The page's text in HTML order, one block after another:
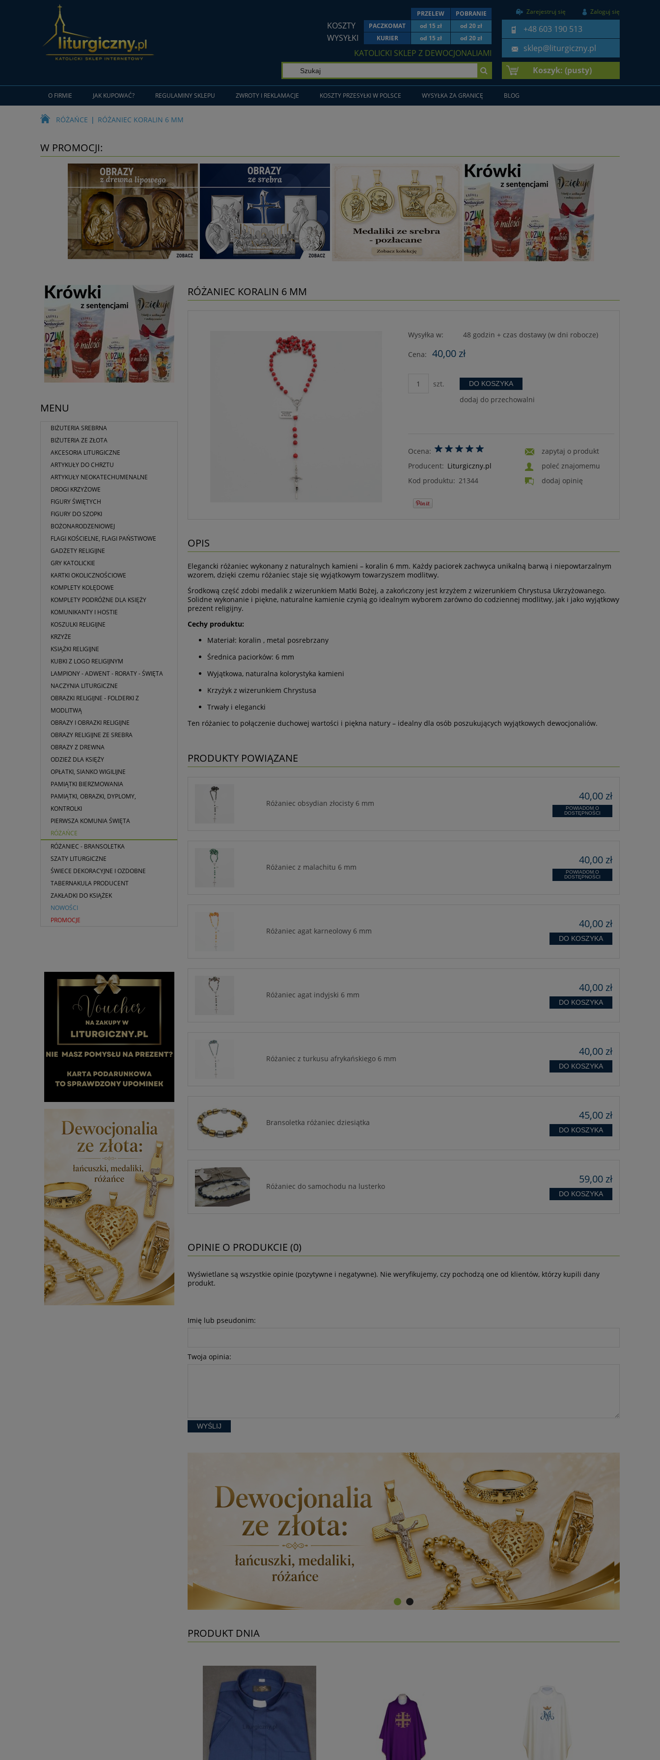
Zarejestruj się Zaloguj się
+48 603 190 513
sklep@liturgiczny.pl
PRZELEW POBRANIE
KOSZTY PACZKOMAT od 15 zł od 20 zł
WYSYŁKI KURIER od 15 zł od 20 zł
KATOLICKI SKLEP Z DEWOCJONALIAMI
Koszyk: (pusty)
O FIRMIE JAK KUPOWAĆ? REGULAMINY SKLEPU ZWROTY I REKLAMACJE KOSZTY PRZESYŁKI W POLSCE WYSYŁKA ZA GRANICĘ BLOG
RÓŻAŃCE RÓŻANIEC KORALIN 6 MM
W PROMOCJI:
MENU
BIŻUTERIA SREBRNA
BIŻUTERIA ZE ZŁOTA
AKCESORIA LITURGICZNE
ARTYKUŁY DO CHRZTU
ARTYKUŁY NEOKATECHUMENALNE
DROGI KRZYŻOWE
FIGURY ŚWIĘTYCH
FIGURY DO SZOPKI
BOŻONARODZENIOWEJ
FLAGI KOŚCIELNE, FLAGI PAŃSTWOWE
GADŻETY RELIGIJNE
GRY KATOLICKIE
KARTKI OKOLICZNOŚCIOWE
KOMPLETY KOLĘDOWE
KOMPLETY PODRÓŻNE DLA KSIĘŻY
KOMUNIKANTY I HOSTIE
KOSZULKI RELIGIJNE
KRZYŻE
KSIĄŻKI RELIGIJNE
KUBKI Z LOGO RELIGIJNYM
LAMPIONY - ADWENT - RORATY - ŚWIĘTA
NACZYNIA LITURGICZNE
OBRAZKI RELIGIJNE - FOLDERKI Z
MODLITWĄ
OBRAZY I OBRAZKI RELIGIJNE
OBRAZY RELIGIJNE ZE SREBRA
OBRAZY Z DREWNA
ODZIEŻ DLA KSIĘŻY
OPŁATKI, SIANKO WIGILIJNE
PAMIĄTKI BIERZMOWANIA
PAMIĄTKI, OBRAZKI, DYPLOMY,
KONTROLKI
PIERWSZA KOMUNIA ŚWIĘTA
RÓŻAŃCE
RÓŻANIEC - BRANSOLETKA
SZATY LITURGICZNE
ŚWIECE DEKORACYJNE I OZDOBNE
TABERNAKULA PRODUCENT
ZAKŁADKI DO KSIĄŻEK
NOWOŚCI
PROMOCJE
RÓŻANIEC KORALIN 6 MM
Wysyłka w: 48 godzin + czas dostawy (w dni robocze)
Cena: 40,00 zł
szt. DO KOSZYKA
dodaj do przechowalni
Ocena:
Producent: Liturgiczny.pl
Kod produktu: 21344
zapytaj o produkt
poleć znajomemu
dodaj opinię
OPIS
Elegancki różaniec wykonany z naturalnych kamieni – koralin 6 mm. Każdy paciorek zachwyca unikalną barwą i niepowtarzalnym
wzorem, dzięki czemu różaniec staje się wyjątkowym towarzyszem modlitwy.
Środkową część zdobi medalik z wizerunkiem Matki Bożej, a zakończony jest krzyżem z wizerunkiem Chrystusa Ukrzyżowanego.
Solidne wykonanie i piękne, naturalne kamienie czynią go idealnym wyborem zarówno do codziennej modlitwy, jak i jako wyjątkowy
prezent religijny.
Cechy produktu:
Materiał: koralin , metal posrebrzany
Średnica paciorków: 6 mm
Wyjątkowa, naturalna kolorystyka kamieni
Krzyżyk z wizerunkiem Chrystusa
Trwały i elegancki
Ten różaniec to połączenie duchowej wartości i piękna natury – idealny dla osób poszukujących wyjątkowych dewocjonaliów.
PRODUKTY POWIĄZANE
Różaniec obsydian złocisty 6 mm
40,00 zł
POWIADOM O
DOSTĘPNOŚCI
Różaniec z malachitu 6 mm
40,00 zł
POWIADOM O
DOSTĘPNOŚCI
Różaniec agat karneolowy 6 mm
40,00 zł
DO KOSZYKA
Różaniec agat indyjski 6 mm
40,00 zł
DO KOSZYKA
Różaniec z turkusu afrykańskiego 6 mm
40,00 zł
DO KOSZYKA
Bransoletka różaniec dziesiątka
45,00 zł
DO KOSZYKA
Różaniec do samochodu na lusterko
59,00 zł
DO KOSZYKA
OPINIE O PRODUKCIE (0)
Wyświetlane są wszystkie opinie (pozytywne i negatywne). Nie weryfikujemy, czy pochodzą one od klientów, którzy kupili dany
produkt.
Imię lub pseudonim:
Twoja opinia:
WYŚLIJ
PRODUKT DNIA